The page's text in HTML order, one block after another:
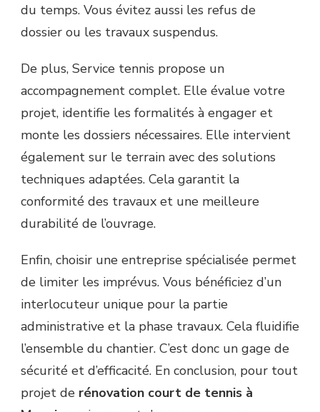
du temps. Vous évitez aussi les refus de
dossier ou les travaux suspendus.
De plus, Service tennis propose un
accompagnement complet. Elle évalue votre
projet, identifie les formalités à engager et
monte les dossiers nécessaires. Elle intervient
également sur le terrain avec des solutions
techniques adaptées. Cela garantit la
conformité des travaux et une meilleure
durabilité de l’ouvrage.
Enfin, choisir une entreprise spécialisée permet
de limiter les imprévus. Vous bénéficiez d’un
interlocuteur unique pour la partie
administrative et la phase travaux. Cela fluidifie
l’ensemble du chantier. C’est donc un gage de
sécurité et d’efficacité. En conclusion, pour tout
projet de rénovation court de tennis à